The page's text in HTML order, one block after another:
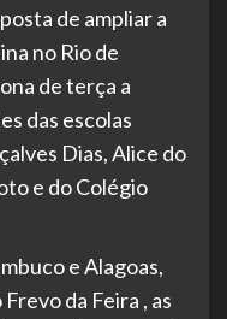
de ampliar a
no Rio de
de terça a
das escolas
Dias, Alice do
e do Colégio
e Alagoas,
da Feira , as